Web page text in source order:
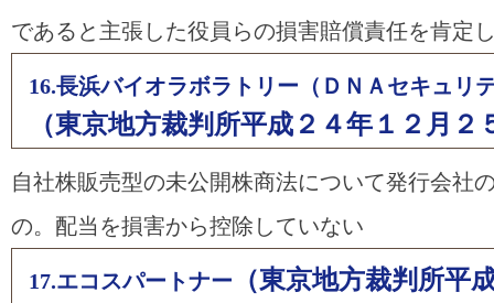
であると主張した役員らの損害賠償責任を肯定
16.長浜バイオラボラトリー（ＤＮＡセキュリ
（東京地方裁判所平成２４年１２月２
自社株販売型の未公開株商法について発行会社
の。配当を損害から控除していない
17.エコスパートナー
（東京地方裁判所平